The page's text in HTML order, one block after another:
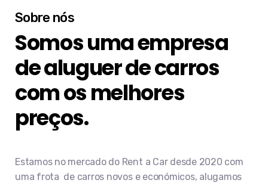
Sobre nós
Somos uma empresa
de aluguer de carros
com os melhores
preços.
Estamos no mercado do Rent a Car desde 2020 com
uma frota de carros novos e económicos, alugamos